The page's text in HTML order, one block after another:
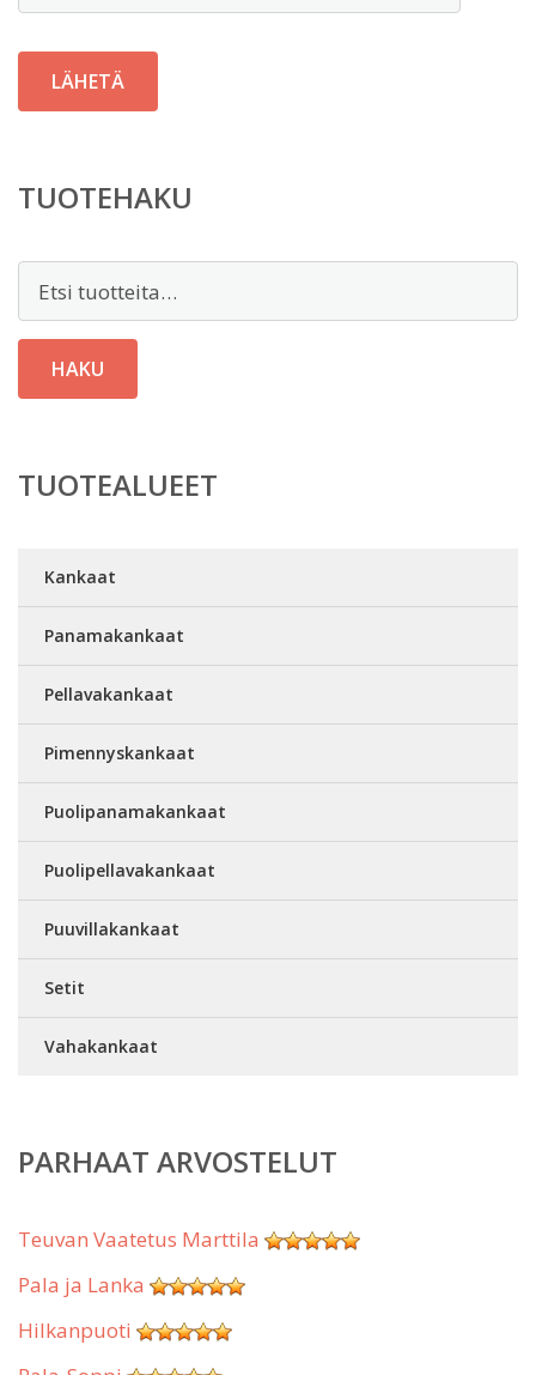
TUOTEHAKU
HAKU
TUOTEALUEET
Kankaat
Panamakankaat
Pellavakankaat
Pimennyskankaat
Puolipanamakankaat
Puolipellavakankaat
Puuvillakankaat
Setit
Vahakankaat
PARHAAT ARVOSTELUT
Teuvan Vaatetus Marttila
Pala ja Lanka
Hilkanpuoti